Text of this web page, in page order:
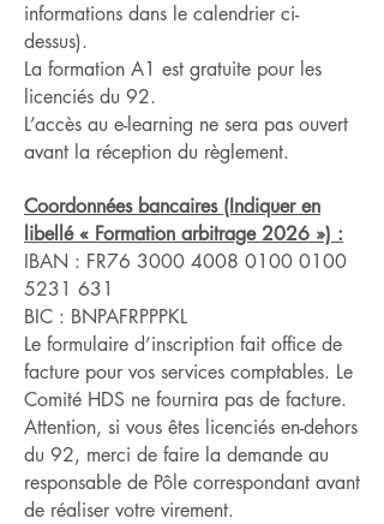
informations dans le calendrier ci-
dessus).
La formation A1 est gratuite pour les
licenciés du 92.
L’accès au e-learning ne sera pas ouvert
avant la réception du règlement.
Coordonnées bancaires (Indiquer en
libellé « Formation arbitrage 2026 ») :
IBAN : FR76 3000 4008 0100 0100
5231 631
BIC : BNPAFRPPPKL
Le formulaire d’inscription fait office de
facture pour vos services comptables. Le
Comité HDS ne fournira pas de facture.
Attention, si vous êtes licenciés en-dehors
du 92, merci de faire la demande au
responsable de Pôle correspondant avant
de réaliser votre virement.